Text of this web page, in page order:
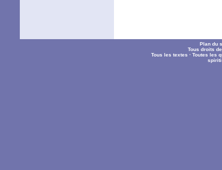
Plan du
Tous droits
Tous les textes ·Toutes les